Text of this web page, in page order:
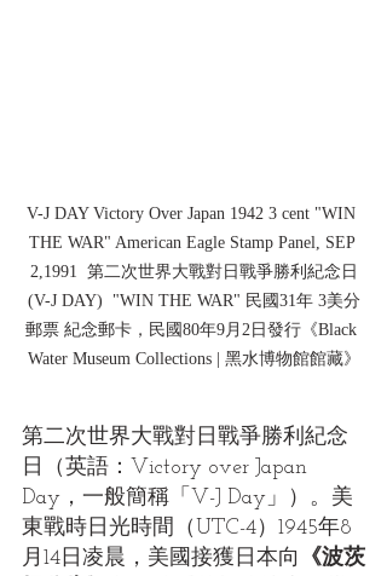
V-J DAY Victory Over Japan 1942 3 cent "WIN
THE WAR" American Eagle Stamp Panel, SEP
2,1991  第二次世界大戰對日戰爭勝利紀念日
(V-J DAY)  "WIN THE WAR" 民國31年 3美分
郵票 紀念郵卡，民國80年9月2日發行《Black
Water Museum Collections | 黑水博物館館藏》
第二次世界大戰對日戰爭勝利紀念
日（英語：Victory over Japan
Day，一般簡稱「V-J Day」）。美
東戰時日光時間（UTC-4）1945年8
月14日凌晨，美國接獲日本向
《波茨